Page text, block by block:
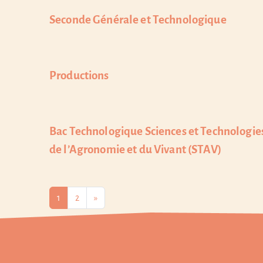
Seconde Générale et Technologique
Productions
Bac Technologique Sciences et
de l’Agronomie et du Vivant (STAV)
Navigation dans les articles
1 2 »